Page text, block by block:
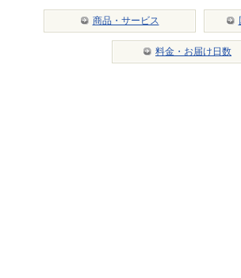
商品・サービス
料金・お届け日数